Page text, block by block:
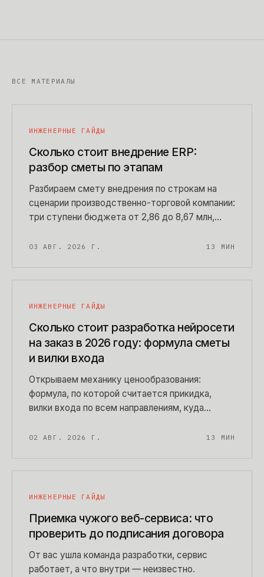
ВСЕ МАТЕРИАЛЫ
ИНЖЕНЕРНЫЕ ГАЙДЫ
Сколько стоит внедрение ERP:
разбор сметы по этапам
Разбираем смету внедрения по строкам на
сценарии производственно-торговой компании:
три ступени бюджета от 2,86 до 8,67 млн,
двенадцать вопросов, которыми проверяют
03 АВГ. 2026 Г. 13 МИН
ИНЖЕНЕРНЫЕ ГАЙДЫ
Сколько стоит разработка нейросети
на заказ в 2026 году: формула сметы
и вилки входа
Открываем механику ценообразования:
формула, по которой считается прикидка,
вилки входа по всем направлениям, куда
окупаемости в часах ручной работы. Числа
02 АВГ. 2026 Г. 13 МИН
ИНЖЕНЕРНЫЕ ГАЙДЫ
Приемка чужого веб-сервиса: что
проверить до подписания договора
От вас ушла команда разработки, сервис
работает, а что внутри — неизвестно.